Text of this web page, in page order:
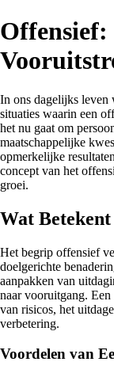
In ons dagelijks leven
situaties waarin een
het nu gaat om
maatschappelijke
opmerkelijke
concept van het
groei.
Wat
Het begrip offensief
doelgerichte
aanpakken van
naar vooruitgang.
van risicos, het
verbetering.
Voordelen van